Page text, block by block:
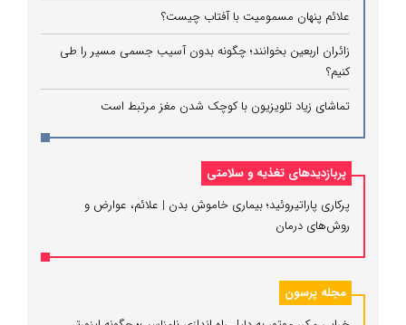
علائم پنهان مسمومیت با آفتاب چیست؟
زائران اربعین بخوانند؛ چگونه بدون آسیب جسمی مسیر را طی
کنیم؟
تماشای زیاد تلویزیون با کوچک شدن مغز مرتبط است
پربازدیدهای تغذیه و سلامتی
پرکاری پاراتیروئید؛ بیماری خاموش بدن | علائم، عوارض و
روش‌های درمان
مجله پرسون